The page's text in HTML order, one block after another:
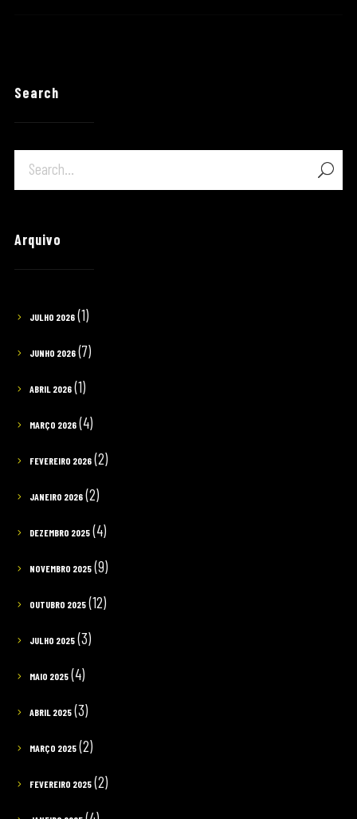
Search
Arquivo
JULHO 2026(1)
JUNHO 2026(7)
ABRIL 2026(1)
MARÇO 2026(4)
FEVEREIRO 2026(2)
JANEIRO 2026(2)
DEZEMBRO 2025(4)
NOVEMBRO 2025(9)
OUTUBRO 2025(12)
JULHO 2025(3)
MAIO 2025(4)
ABRIL 2025(3)
MARÇO 2025(2)
FEVEREIRO 2025(2)